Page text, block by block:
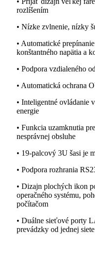
rozlíšením
• Nízke zvlnenie, nízky
• Automatické
konštantného napätia a
• Podpora vzdialeného
• Automatická ochrana
• Inteligentné ovládanie
energie
• Funkcia uzamknutia
nesprávnej obsluhe
• 19-palcový 3U šasi je
• Podpora rozhrania
• Dizajn plochých ikon
operačného systému,
počítačom
• Duálne sieťové porty
prevádzky od jednej